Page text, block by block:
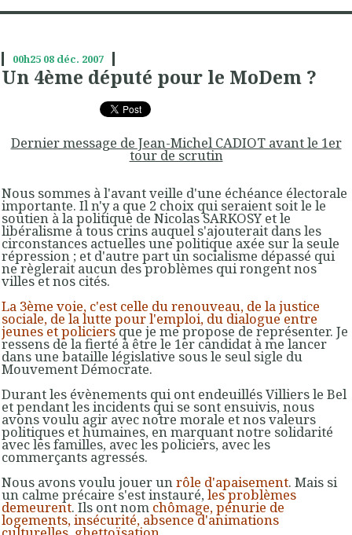
00h25 08 déc. 2007
Un 4ème député pour le MoDem ?
Dernier message de Jean-Michel CADIOT avant le 1er
tour de scrutin
Nous sommes à l'avant veille d'une échéance électorale
importante. Il n'y a que 2 choix qui seraient soit le le
soutien à la politique de Nicolas SARKOSY et le
libéralisme à tous crins auquel s'ajouterait dans les
circonstances actuelles une politique axée sur la seule
répression ; et d'autre part un socialisme dépassé qui
ne règlerait aucun des problèmes qui rongent nos
villes et nos cités.
La 3ème voie, c'est celle du renouveau, de la justice
sociale, de la lutte pour l'emploi, du dialogue entre
jeunes et policiersque je me propose de représenter. Je
ressens de la fierté à être le 1er candidat à me lancer
dans une bataille législative sous le seul sigle du
Mouvement Démocrate.
Durant les évènements qui ont endeuillés Villiers le Bel
et pendant les incidents qui se sont ensuivis, nous
avons voulu agir avec notre morale et nos valeurs
politiques et humaines, en marquant notre solidarité
avec les familles, avec les policiers, avec les
commerçants agressés.
Nous avons voulu jouer unrôle d'apaisement. Mais si
un calme précaire s'est instauré,les problèmes
demeurent. Ils ont nom chômage, pénurie de
logements, insécurité, absence d'animations